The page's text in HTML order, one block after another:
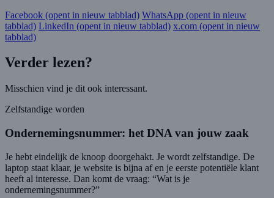
Facebook (opent in nieuw tabblad) WhatsApp (opent in nieuw
tabblad) LinkedIn (opent in nieuw tabblad) x.com (opent in nieuw
tabblad)
Verder lezen?
Misschien vind je dit ook interessant.
Zelfstandige worden
Ondernemingsnummer: het DNA van jouw zaak
Je hebt eindelijk de knoop doorgehakt. Je wordt zelfstandige. De
laptop staat klaar, je website is bijna af en je eerste potentiële klant
heeft al interesse. Dan komt de vraag: “Wat is je
ondernemingsnummer?”